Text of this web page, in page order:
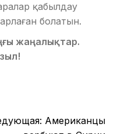
қабылдау
болатын.
жаңалықтар.
Американцы